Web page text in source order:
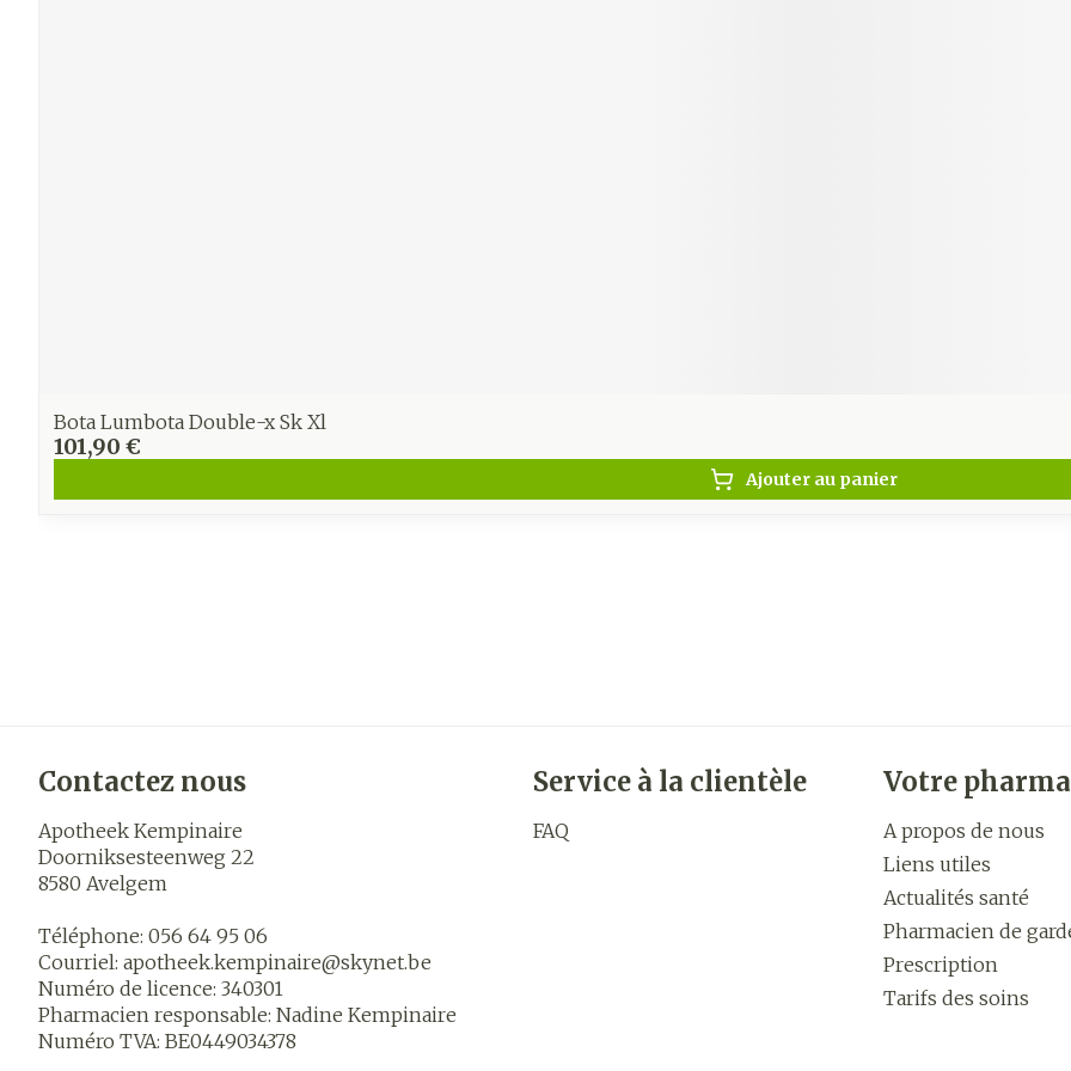
Bota Lumbota Double-x Sk Xl
101,90 €
Ajouter au panier
Contactez nous
Apotheek Kempinaire
Doorniksesteenweg 22
8580 Avelgem
Téléphone: 056 64 95 06
Courriel: apotheek.kempinaire@skynet.be
Numéro de licence: 340301
Pharmacien responsable: Nadine Kempinaire
Numéro TVA: BE0449034378
Service à la clientèle
FAQ
Votre
A propos de nous
Liens utiles
Actualités santé
Pharmacien de
Prescription
Tarifs des soins